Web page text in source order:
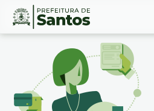
Ir
Conteúdo